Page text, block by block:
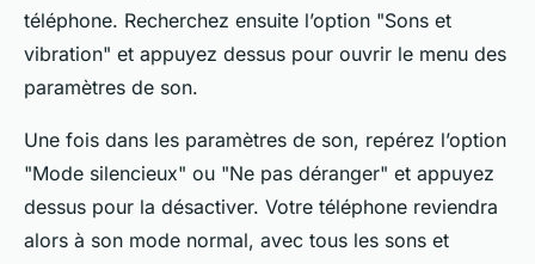
téléphone. Recherchez ensuite l’option "Sons et
vibration" et appuyez dessus pour ouvrir le menu des
paramètres de son.
Une fois dans les paramètres de son, repérez l’option
"Mode silencieux" ou "Ne pas déranger" et appuyez
dessus pour la désactiver. Votre téléphone reviendra
alors à son mode normal, avec tous les sons et